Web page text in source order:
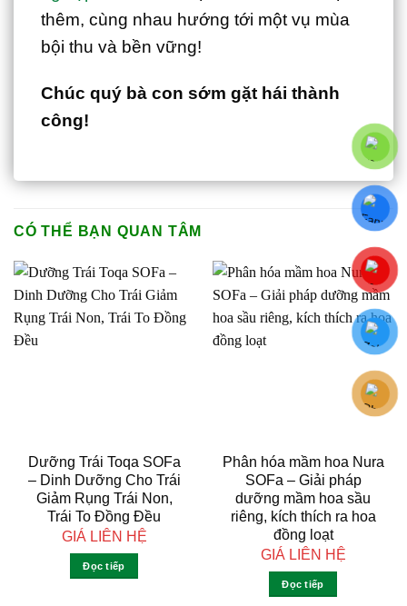
thêm, cùng nhau hướng tới một vụ mùa
bội thu và bền vững!
Chúc quý bà con sớm gặt hái thành
công!
CÓ THỂ BẠN QUAN TÂM
Dưỡng Trái Toqa SOFa
– Dinh Dưỡng Cho Trái
Giảm Rụng Trái Non,
Trái To Đồng Đều
GIÁ LIÊN HỆ
Đọc tiếp
Phân hóa mầm hoa Nura
SOFa – Giải pháp
dưỡng mầm hoa sầu
riêng, kích thích ra hoa
đồng loạt
GIÁ LIÊN HỆ
Đọc tiếp